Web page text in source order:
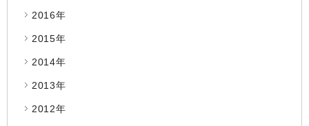
2016年
2015年
2014年
2013年
2012年